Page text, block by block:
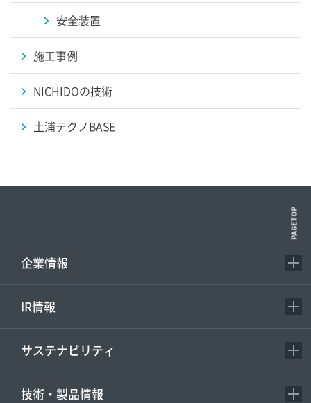
安全装置
施工事例
NICHIDOの技術
土浦テクノBASE
PAGETOP
企業情報
IR情報
サステナビリティ
技術・製品情報